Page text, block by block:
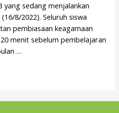
yang sedang menjalankan
8/2022). Seluruh siswa
pembiasaan keagamaan
menit sebelum pembelajaran
…